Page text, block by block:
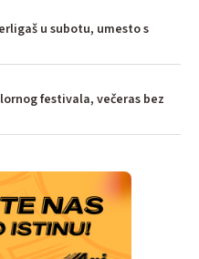
u subotu, umesto s
festivala, večeras bez